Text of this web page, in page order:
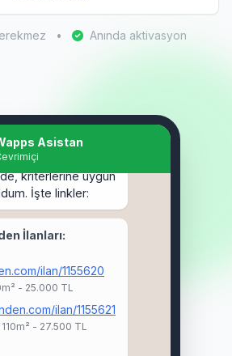
• Anında aktivasyon
Asistan
🏠
👋 Kadıköy
kriterlerine uygun
İşte linkler:
İlanları:
ilan/1155620
- 25.000 TL
ilan/1155621
- 27.500 TL